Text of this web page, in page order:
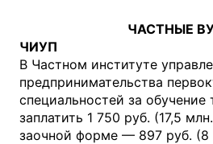
ЧАСТНЫЕ
ЧИУП
В Частном институте
предпринимательства
специальностей за обучение
заплатить 1 750 руб. (17,5
заочной форме — 897 руб. (8